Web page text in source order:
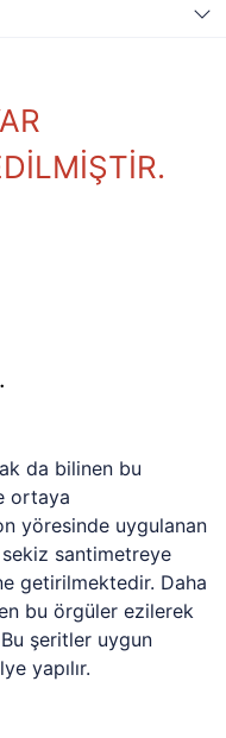
da bilinen bu
ortaya
yöresinde uygulanan
santimetreye
getirilmektedir. Daha
bu örgüler ezilerek
şeritler uygun
yapılır.